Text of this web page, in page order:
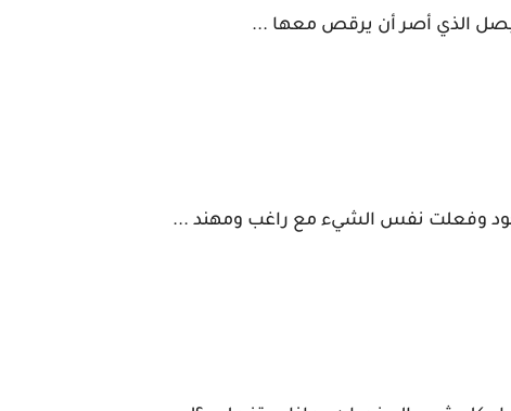
الذي أصر أن يرقص معها ...
وفعلت نفس الشيء مع راغب ومهند ...